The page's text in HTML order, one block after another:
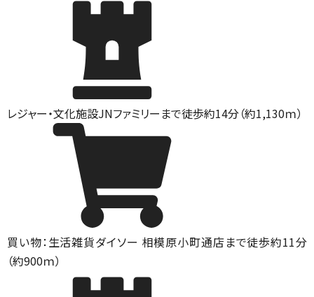
レジャー・文化施設JNファミリーまで徒歩約14分（約1,130ｍ）
買い物：生活雑貨ダイソー 相模原小町通店まで徒歩約11分
（約900ｍ）